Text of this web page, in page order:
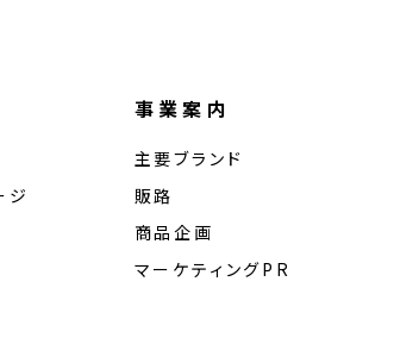
ジ
事業案内
主要ブランド
販路
商品企画
マーケティングPR